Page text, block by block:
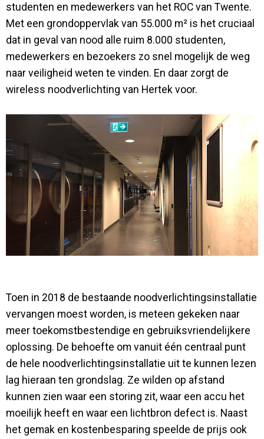
studenten en medewerkers van het ROC van Twente.
Met een grondoppervlak van 55.000 m² is het cruciaal
dat in geval van nood alle ruim 8.000 studenten,
medewerkers en bezoekers zo snel mogelijk de weg
naar veiligheid weten te vinden. En daar zorgt de
wireless noodverlichting van Hertek voor.
Toen in 2018 de bestaande noodverlichtingsinstallatie
vervangen moest worden, is meteen gekeken naar
meer toekomstbestendige en gebruiksvriendelijkere
oplossing. De behoefte om vanuit één centraal punt
de hele noodverlichtingsinstallatie uit te kunnen lezen
lag hieraan ten grondslag. Ze wilden op afstand
kunnen zien waar een storing zit, waar een accu het
moeilijk heeft en waar een lichtbron defect is. Naast
het gemak en kostenbesparing speelde de prijs ook